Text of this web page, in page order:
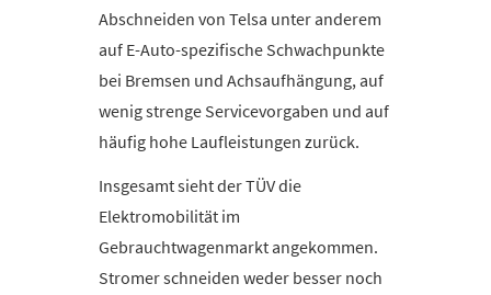
Abschneiden von Telsa unter anderem
auf E-Auto-spezifische Schwachpunkte
bei Bremsen und Achsaufhängung, auf
wenig strenge Servicevorgaben und auf
häufig hohe Laufleistungen zurück.
Insgesamt sieht der TÜV die
Elektromobilität im
Gebrauchtwagenmarkt angekommen.
Stromer schneiden weder besser noch